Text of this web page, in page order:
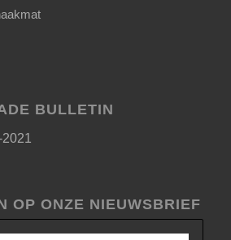
BULLETIN
2021
OP ONZE NIEUWSBRIEF